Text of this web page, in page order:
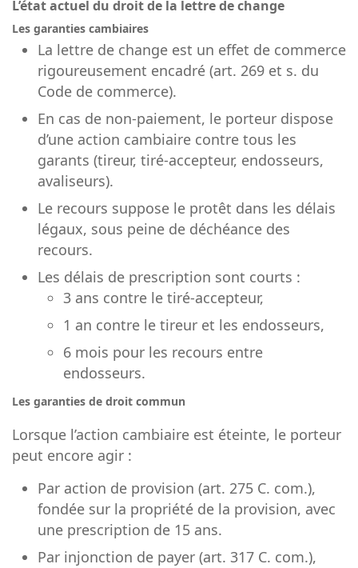
L’état actuel du droit de la lettre de change
Les garanties cambiaires
La lettre de change est un effet de commerce
rigoureusement encadré (art. 269 et s. du
Code de commerce).
En cas de non-paiement, le porteur dispose
d’une action cambiaire contre tous les
garants (tireur, tiré-accepteur, endosseurs,
avaliseurs).
Le recours suppose le protêt dans les délais
légaux, sous peine de déchéance des
recours.
Les délais de prescription sont courts :
3 ans contre le tiré-accepteur,
1 an contre le tireur et les endosseurs,
6 mois pour les recours entre
endosseurs.
Les garanties de droit commun
Lorsque l’action cambiaire est éteinte, le porteur
peut encore agir :
Par action de provision (art. 275 C. com.),
fondée sur la propriété de la provision, avec
une prescription de 15 ans.
Par injonction de payer (art. 317 C. com.),